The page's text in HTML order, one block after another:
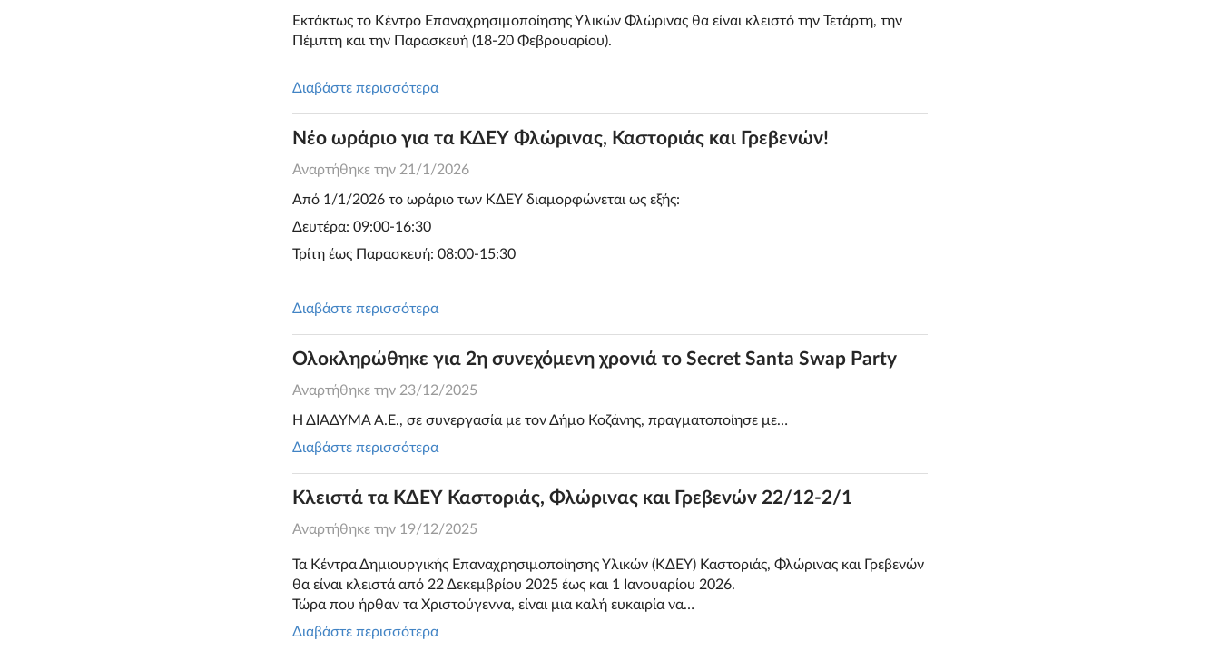
Εκτάκτως το Κέντρο Επαναχρησιμοποίησης Υλικών Φλώρινας θα είναι κλειστό την Τετάρτη, την
Πέμπτη και την Παρασκευή (18-20 Φεβρουαρίου).
Διαβάστε περισσότερα
Νέο ωράριο για τα ΚΔΕΥ Φλώρινας, Καστοριάς και Γρεβενών!
Αναρτήθηκε την 21/1/2026
Από 1/1/2026 το ωράριο των ΚΔΕΥ διαμορφώνεται ως εξής:
Δευτέρα: 09:00-16:30
Τρίτη έως Παρασκευή: 08:00-15:30
Διαβάστε περισσότερα
Ολοκληρώθηκε για 2η συνεχόμενη χρονιά το Secret Santa Swap Party
Αναρτήθηκε την 23/12/2025
Η ΔΙΑΔΥΜΑ Α.Ε., σε συνεργασία με τον Δήμο Κοζάνης, πραγματοποίησε με…
Διαβάστε περισσότερα
Kλειστά τα ΚΔΕΥ Καστοριάς, Φλώρινας και Γρεβενών 22/12-2/1
Αναρτήθηκε την 19/12/2025
Τα Κέντρα Δημιουργικής Επαναχρησιμοποίησης Υλικών (ΚΔΕΥ) Καστοριάς, Φλώρινας και Γρεβενών
θα είναι κλειστά από 22 Δεκεμβρίου 2025 έως και 1 Ιανουαρίου 2026.
Τώρα που ήρθαν τα Χριστούγεννα, είναι μια καλή ευκαιρία να…
Διαβάστε περισσότερα